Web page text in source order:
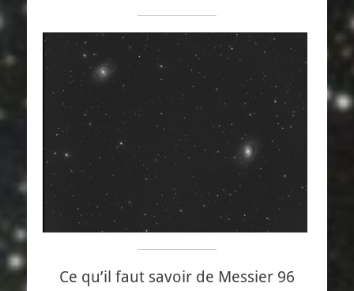
Ce qu’il faut savoir de Messier 96